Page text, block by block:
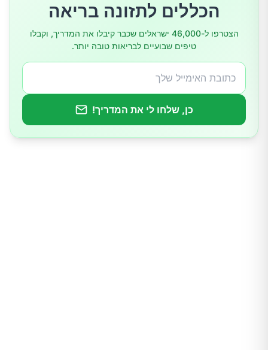
הכללים לתזונה בריאה
הצטרפו ל-46,000 ישראלים שכבר קיבלו את המדריך, וקבלו
טיפים שבועיים לבריאות טובה יותר.
כן, שלחו לי את המדריך!